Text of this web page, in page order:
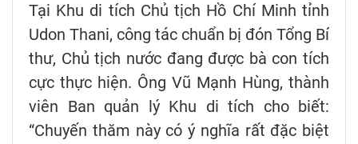
Tại Khu di tích Chủ tịch Hồ Chí Minh tỉnh
Udon Thani, công tác chuẩn bị đón Tổng Bí
thư, Chủ tịch nước đang được bà con tích
cực thực hiện. Ông Vũ Mạnh Hùng, thành
viên Ban quản lý Khu di tích cho biết:
“Chuyến thăm này có ý nghĩa rất đặc biệt